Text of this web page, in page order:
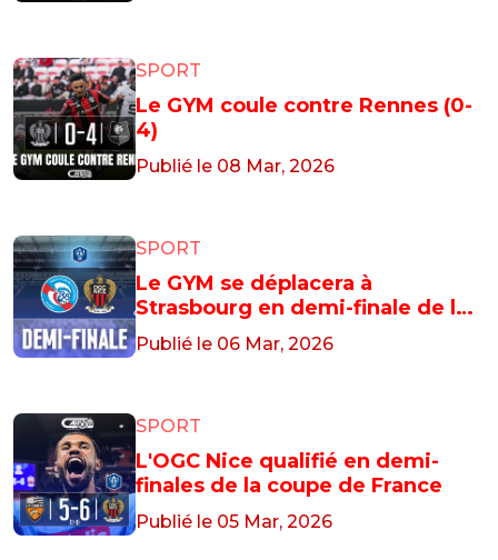
SPORT
Le GYM coule contre Rennes (0-
4)
Publié le 08 Mar, 2026
SPORT
Le GYM se déplacera à
Strasbourg en demi-finale de la
Coupe de France
Publié le 06 Mar, 2026
SPORT
L'OGC Nice qualifié en demi-
finales de la coupe de France
Publié le 05 Mar, 2026